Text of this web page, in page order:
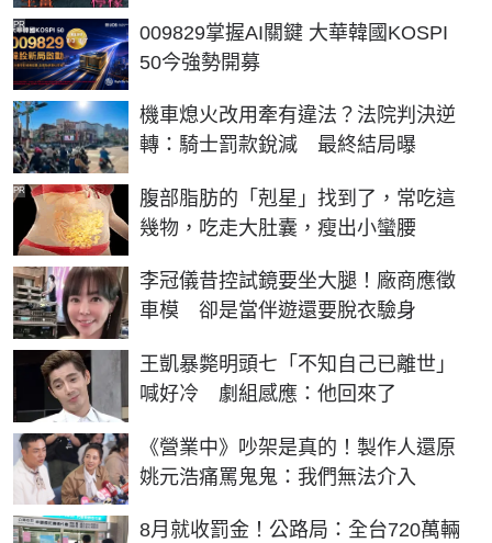
009829掌握AI關鍵 大華韓國KOSPI
50今強勢開募
PR
機車熄火改用牽有違法？法院判決逆
轉：騎士罰款銳減 最終結局曝
腹部脂肪的「剋星」找到了，常吃這
幾物，吃走大肚囊，瘦出小蠻腰
PR
李冠儀昔控試鏡要坐大腿！廠商應徵
車模 卻是當伴遊還要脫衣驗身
王凱暴斃明頭七「不知自己已離世」
喊好冷 劇組感應：他回來了
《營業中》吵架是真的！製作人還原
姚元浩痛罵鬼鬼：我們無法介入
8月就收罰金！公路局：全台720萬輛